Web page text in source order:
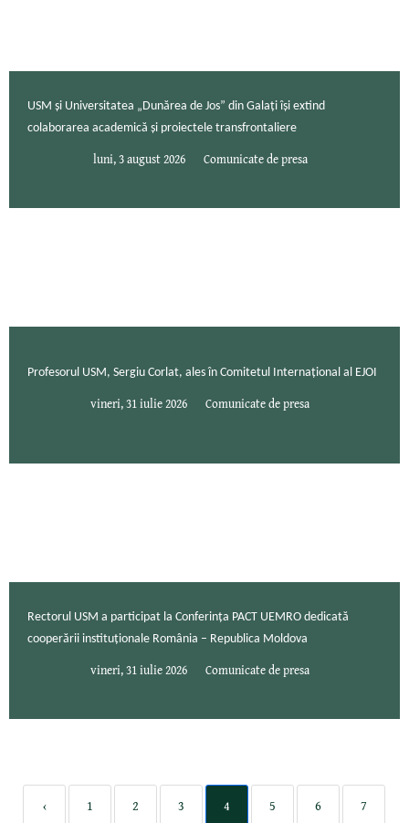
USM și Universitatea „Dunărea de Jos” din Galați își extind
colaborarea academică și proiectele transfrontaliere
luni, 3 august 2026 Comunicate de presa
Profesorul USM, Sergiu Corlat, ales în Comitetul Internațional al EJOI
vineri, 31 iulie 2026 Comunicate de presa
Rectorul USM a participat la Conferința PACT UEMRO dedicată
cooperării instituționale România – Republica Moldova
vineri, 31 iulie 2026 Comunicate de presa
‹ 1 2 3 4 5 6 7